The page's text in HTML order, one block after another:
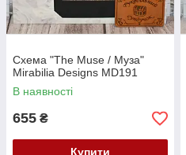
Схема "The Muse / Муза"
Mirabilia Designs MD191
В наявності
655 ₴
Купити